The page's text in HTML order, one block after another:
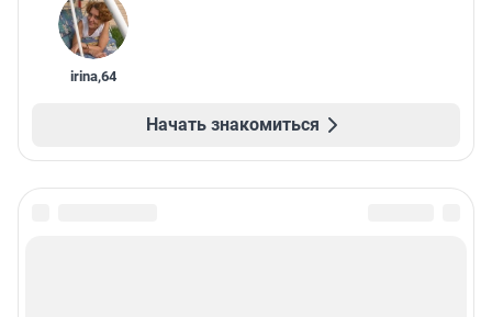
irina,64
Начать знакомиться